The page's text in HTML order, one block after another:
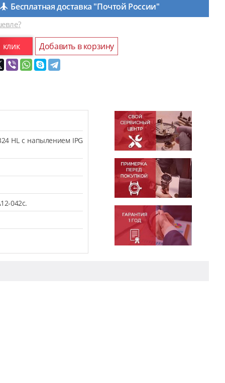
Бесплатная доставка "Почтой России"
клик Добавить в корзину
HL с напылением IPG
042c.